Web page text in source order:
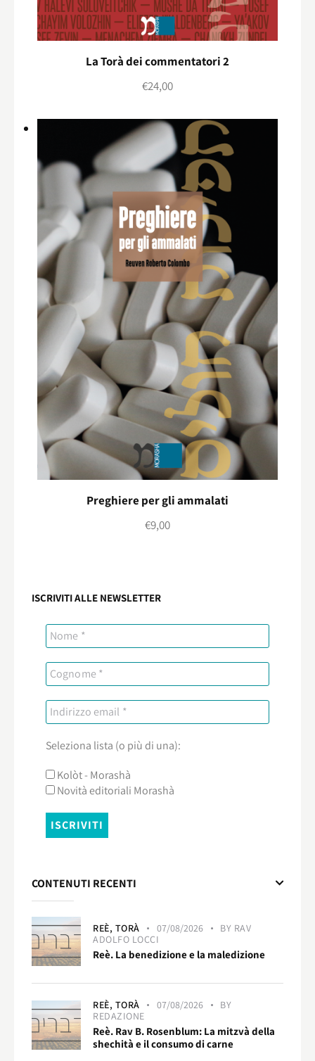
La Torà dei commentatori 2
€24,00
Preghiere per gli ammalati
€9,00
ISCRIVITI ALLE NEWSLETTER
Seleziona lista (o più di una):
Kolòt - Morashà
Novità editoriali Morashà
CONTENUTI RECENTI
REÈ, TORÀ 07/08/2026 BY RAV
ADOLFO LOCCI
Reè. La benedizione e la maledizione
REÈ, TORÀ 07/08/2026
BY
REDAZIONE
Reè. Rav B. Rosenblum: La mitzvà della
shechità e il consumo di carne